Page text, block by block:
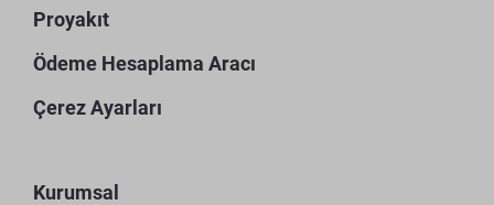
Proyakıt
Ödeme Hesaplama Aracı
Çerez Ayarları
Kurumsal